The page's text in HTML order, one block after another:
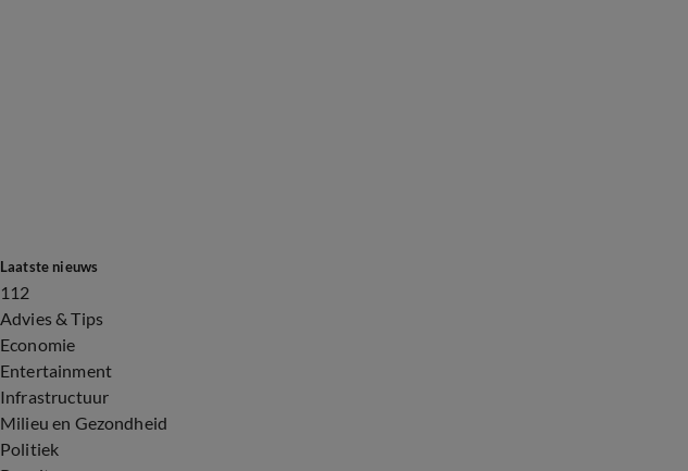
Laatste nieuws
112
Advies & Tips
Economie
Entertainment
Infrastructuur
Milieu en Gezondheid
Politiek